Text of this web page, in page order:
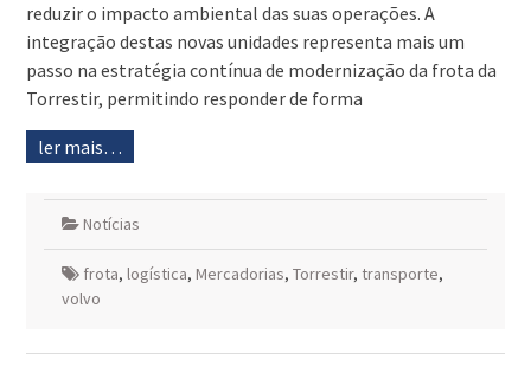
reduzir o impacto ambiental das suas operações. A
integração destas novas unidades representa mais um
passo na estratégia contínua de modernização da frota da
Torrestir, permitindo responder de forma
ler mais…
Notícias
frota, logística, Mercadorias, Torrestir, transporte,
volvo